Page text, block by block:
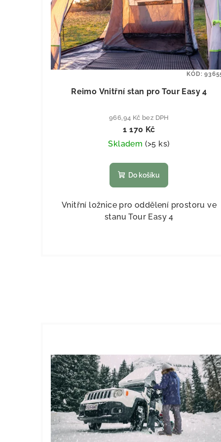
Reimo Vnitřní stan pro Tour Easy 4
966,94 Kč bez DPH
1 170 Kč
Skladem (>5 ks)
Do košíku
Vnitřní ložnice pro oddělení prostoru ve
stanu Tour Easy 4
KÓD: